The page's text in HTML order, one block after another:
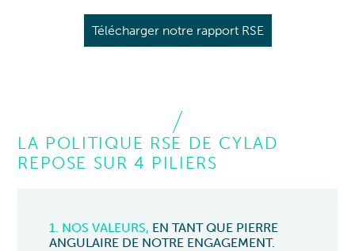
Télécharger notre rapport RSE
LA POLITIQUE RSE DE CYLAD
REPOSE SUR 4 PILIERS
1. NOS VALEURS, EN TANT QUE PIERRE
ANGULAIRE DE NOTRE ENGAGEMENT.